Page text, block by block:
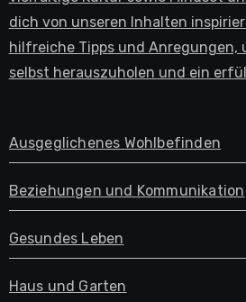
dich von unseren Inhalten
hilfreiche Tipps und Anregungen,
selbst herauszuholen und ein
Ausgeglichenes Wohlbefinden
Beziehungen und Kommunikation
Gesundes Leben
Haus und Garten